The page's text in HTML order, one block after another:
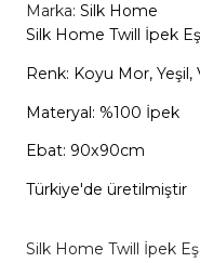
Marka: Silk Home
Silk Home Twill İpek
Renk: Koyu Mor, Yeşil,
Materyal: %100 İpek
Ebat: 90x90cm
Türkiye'de üretilmiştir
Silk Home Twill İpek